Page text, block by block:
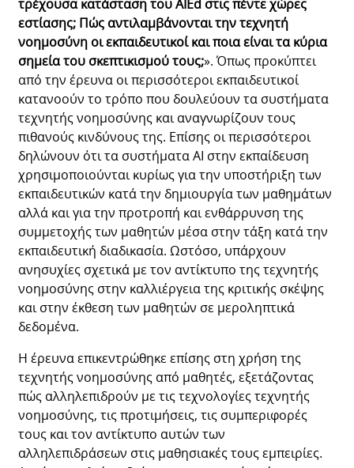
τρέχουσα κατάσταση του AIEd στις πέντε χώρες
εστίασης; Πώς αντιλαμβάνονται την τεχνητή
νοημοσύνη οι εκπαιδευτικοί και ποια είναι τα κύρια
σημεία του σκεπτικισμού τους;». Όπως προκύπτει
από την έρευνα οι περισσότεροι εκπαιδευτικοί
κατανοούν το τρόπο που δουλεύουν τα συστήματα
τεχνητής νοημοσύνης και αναγνωρίζουν τους
πιθανούς κινδύνους της. Επίσης οι περισσότεροι
δηλώνουν ότι τα συστήματα ΑΙ στην εκπαίδευση
χρησιμοποιούνται κυρίως για την υποστήριξη των
εκπαιδευτικών κατά την δημιουργία των μαθημάτων
αλλά και για την προτροπή και ενθάρρυνση της
συμμετοχής των μαθητών μέσα στην τάξη κατά την
εκπαιδευτική διαδικασία. Ωστόσο, υπάρχουν
ανησυχίες σχετικά με τον αντίκτυπο της τεχνητής
νοημοσύνης στην καλλιέργεια της κριτικής σκέψης
και στην έκθεση των μαθητών σε μεροληπτικά
δεδομένα.
Η έρευνα επικεντρώθηκε επίσης στη χρήση της
τεχνητής νοημοσύνης από μαθητές, εξετάζοντας
πώς αλληλεπιδρούν με τις τεχνολογίες τεχνητής
νοημοσύνης, τις προτιμήσεις, τις συμπεριφορές
τους και τον αντίκτυπο αυτών των
αλληλεπιδράσεων στις μαθησιακές τους εμπειρίες.